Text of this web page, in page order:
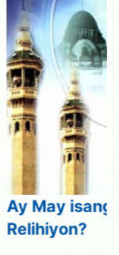
Ay May isang
Relihiyon?